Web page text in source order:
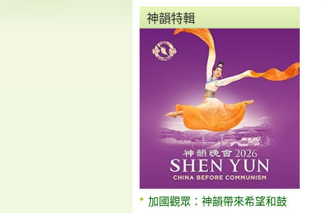
神韻特輯
加國觀眾：神韻帶來希望和鼓